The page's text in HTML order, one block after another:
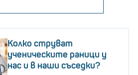
Колко струват
ученическите раници у
нас и в наши съседки?